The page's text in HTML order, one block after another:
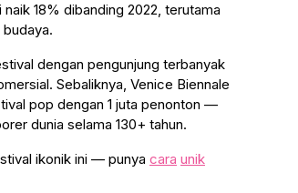
18% dibanding 2022, terutama
dengan pengunjung terbanyak
Sebaliknya, Venice Biennale
pop dengan 1 juta penonton —
dunia selama 130+ tahun.
ikonik ini — punya cara unik